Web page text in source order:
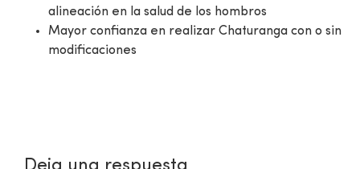
alineación en la salud de los hombros
Mayor confianza en realizar Chaturanga con o sin
modificaciones